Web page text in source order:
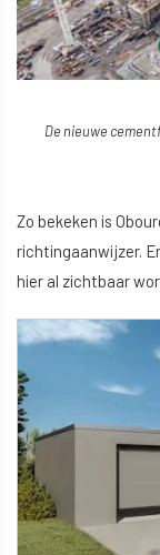
De nieuwe
Zo bekeken is
richtingaanwijzer.
hier al zichtbaar